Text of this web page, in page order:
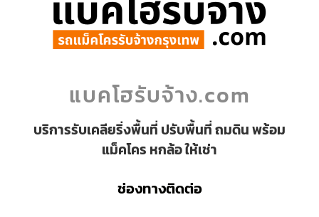
แบคโฮรับจ้าง.com
บริการรับเคลียริ่งพื้นที่ ปรับพื้นที่ ถมดิน พร้อม
แม็คโคร หกล้อ ให้เช่า
ช่องทางติดต่อ